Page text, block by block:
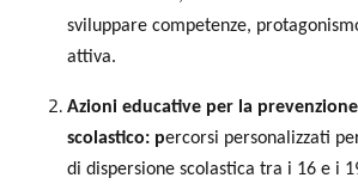
sviluppare competenze,
attiva.
Azioni educative per la
scolastico: percorsi personalizzati
di dispersione scolastica tra i 16 e i